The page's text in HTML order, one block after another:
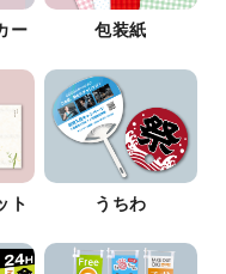
ー
包装紙
ト うちわ